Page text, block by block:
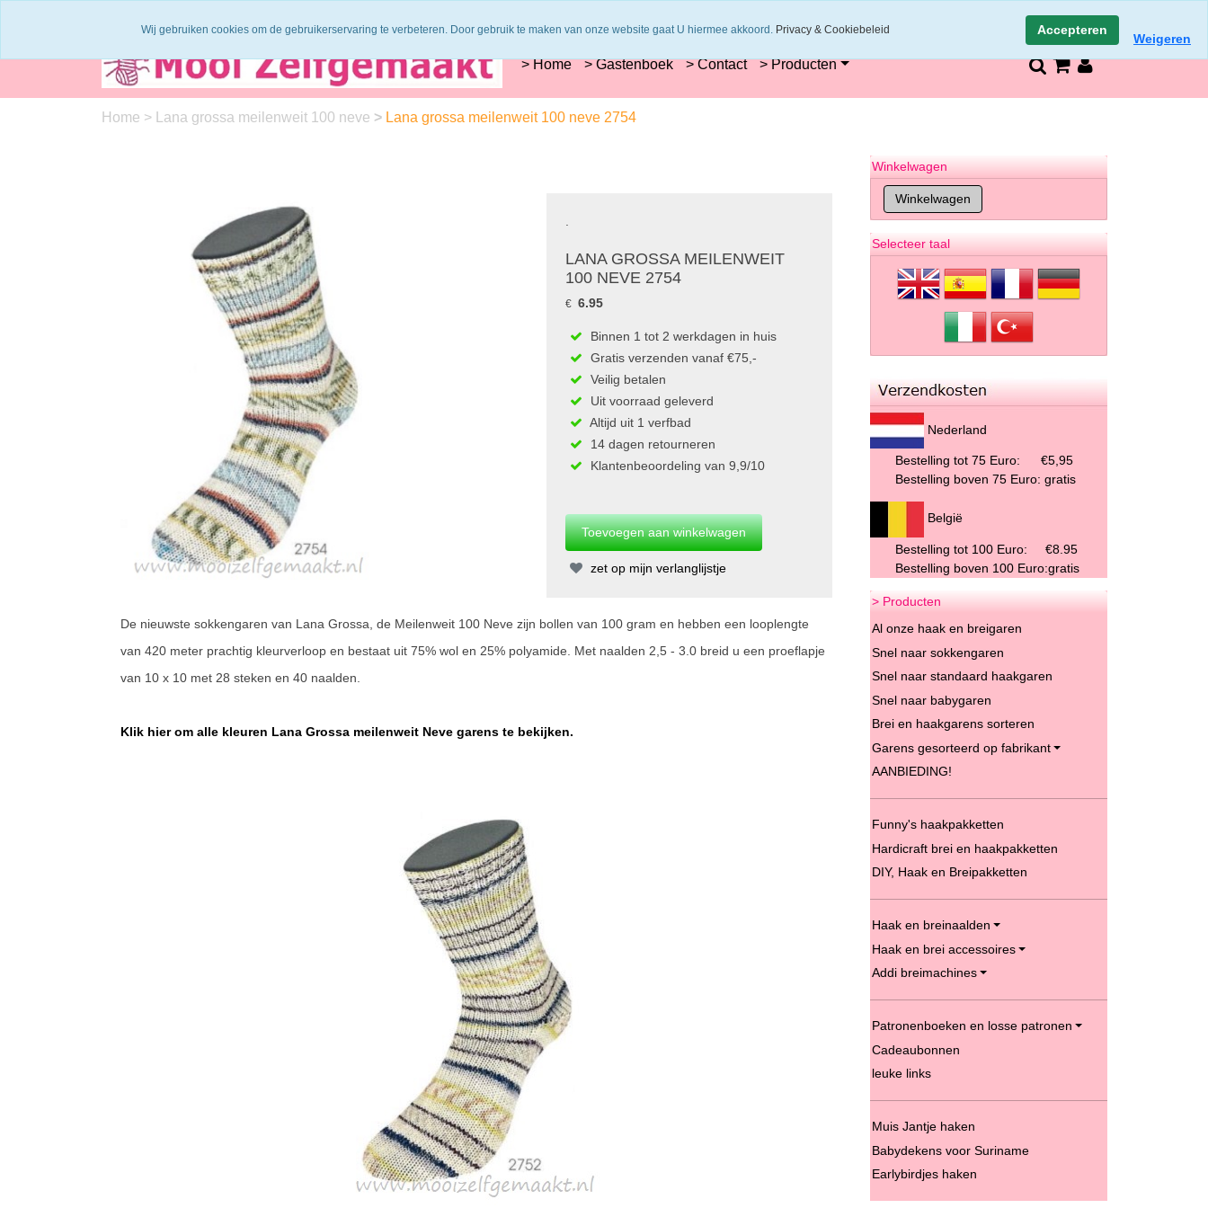
14 dagen retourneren en bedenktijd
> Home > Gastenboek > Contact > Producten
Home > Lana grossa meilenweit 100 neve > Lana grossa meilenweit 100 neve 2754
LANA GROSSA MEILENWEIT
100 NEVE 2754
€ 6.95
Binnen 1 tot 2 werkdagen in huis
Gratis verzenden vanaf €75,-
Veilig betalen
Uit voorraad geleverd
Altijd uit 1 verfbad
14 dagen retourneren
Klantenbeoordeling van 9,9/10
zet op mijn verlanglijstje
De nieuwste sokkengaren van Lana Grossa, de Meilenweit 100 Neve zijn bollen van 100 gram en hebben een looplengte
van 420 meter prachtig kleurverloop en bestaat uit 75% wol en 25% polyamide. Met naalden 2,5 - 3.0 breid u een proeflapje
van 10 x 10 met 28 steken en 40 naalden.
Klik hier om alle kleuren Lana Grossa meilenweit Neve garens te bekijken.
Winkelwagen
Selecteer taal
Nederland
Bestelling tot 75 Euro:
€5,95
Bestelling boven 75 Euro: gratis
België
Bestelling tot 100 Euro: €8.95
Bestelling boven 100 Euro:gratis
> Producten
Al onze haak en breigaren
Snel naar sokkengaren
Snel naar standaard haakgaren
Snel naar babygaren
Brei en haakgarens sorteren
Garens gesorteerd op fabrikant
AANBIEDING!
Funny's haakpakketten
Hardicraft brei en haakpakketten
DIY, Haak en Breipakketten
Haak en breinaalden
Haak en brei accessoires
Addi breimachines
Patronenboeken en losse patronen
Cadeaubonnen
leuke links
Muis Jantje haken
Babydekens voor Suriname
Earlybirdjes haken
Wij gebruiken cookies om de gebruikerservaring te verbeteren. Door gebruik te maken van onze website gaat U hiermee akkoord. Privacy & Cookiebeleid Accepteren
Weigeren